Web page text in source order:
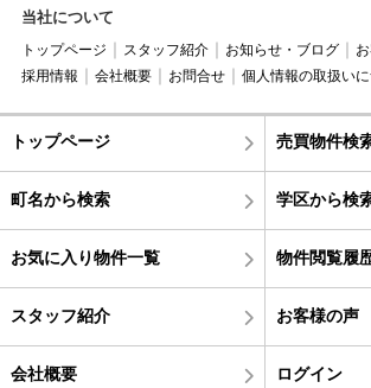
当社について
トップページ スタッフ紹介 お知らせ・ブログ
採用情報
会社概要 お問合せ 個人情報の取扱い
トップページ 売買物件検
町名から検索 学区から検
お気に入り物件一覧 物件閲覧履
スタッフ紹介 お客様の声
会社概要 ログイン